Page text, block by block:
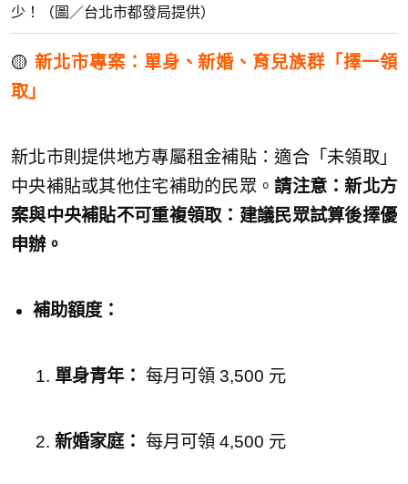
少！（圖／台北市都發局提供）
🟡 新北市專案：單身、新婚、育兒族群「擇一領
取」
新北市則提供地方專屬租金補貼：適合「未領取」
中央補貼或其他住宅補助的民眾。請注意：新北方
案與中央補貼不可重複領取：建議民眾試算後擇優
申辦。
補助額度：
單身青年： 每月可領 3,500 元
新婚家庭： 每月可領 4,500 元